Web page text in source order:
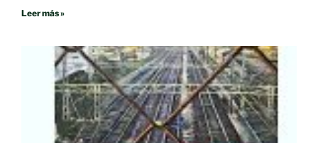
Leer más »